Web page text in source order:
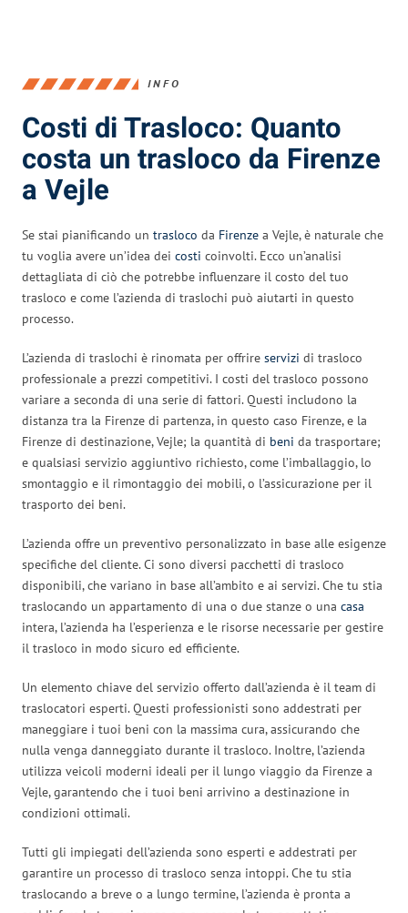
INFO
Costi di Trasloco: Quanto
costa un trasloco da Firenze
a Vejle
Se stai pianificando un trasloco da Firenze a Vejle, è naturale che
tu voglia avere un’idea dei costi coinvolti. Ecco un’analisi
dettagliata di ciò che potrebbe influenzare il costo del tuo
trasloco e come l’azienda di traslochi può aiutarti in questo
processo.
L’azienda di traslochi è rinomata per offrire servizi di trasloco
professionale a prezzi competitivi. I costi del trasloco possono
variare a seconda di una serie di fattori. Questi includono la
distanza tra la Firenze di partenza, in questo caso Firenze, e la
Firenze di destinazione, Vejle; la quantità di beni da trasportare;
e qualsiasi servizio aggiuntivo richiesto, come l’imballaggio, lo
smontaggio e il rimontaggio dei mobili, o l’assicurazione per il
trasporto dei beni.
L’azienda offre un preventivo personalizzato in base alle esigenze
specifiche del cliente. Ci sono diversi pacchetti di trasloco
disponibili, che variano in base all’ambito e ai servizi. Che tu stia
traslocando un appartamento di una o due stanze o una casa
intera, l’azienda ha l’esperienza e le risorse necessarie per gestire
il trasloco in modo sicuro ed efficiente.
Un elemento chiave del servizio offerto dall’azienda è il team di
traslocatori esperti. Questi professionisti sono addestrati per
maneggiare i tuoi beni con la massima cura, assicurando che
nulla venga danneggiato durante il trasloco. Inoltre, l’azienda
utilizza veicoli moderni ideali per il lungo viaggio da Firenze a
Vejle, garantendo che i tuoi beni arrivino a destinazione in
condizioni ottimali.
Tutti gli impiegati dell’azienda sono esperti e addestrati per
garantire un processo di trasloco senza intoppi. Che tu stia
traslocando a breve o a lungo termine, l’azienda è pronta a